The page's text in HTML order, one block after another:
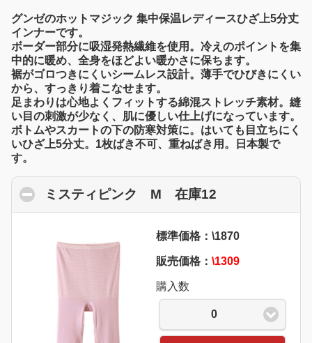
グンゼのホットマジック 集中保温レディースひざ上5分丈
インナーです。
ボーダー部分に吸湿発熱繊維を使用。冷えのポイントを集
中的に暖め、全身をほどよい暖かさに保ちます。
裾がゴロつきにくいシームレス設計。薄手でひびきにくい
から、すっきり着こなせます。
足まわりは心地よくフィットする綿混ストレッチ素材。縫
い目の刺激が少なく、肌に優しい仕上げになっています。
ボトムやスカートの下の防寒対策に。はいても目立ちにく
いひざ上5分丈。1枚ばき不可、重ねばき用。日本製で
す。
ミスティピンク M 在庫12
標準価格：\1870
販売価格： \1309
購入数
0